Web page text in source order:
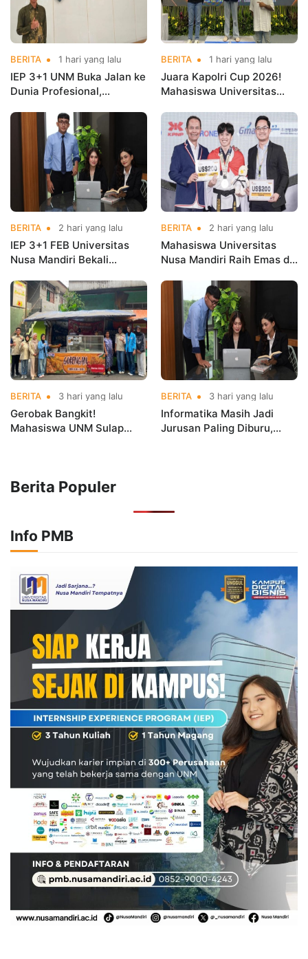
BERITA 1 hari yang lalu
IEP 3+1 UNM Buka Jalan ke
Dunia Profesional,
Kementerian Koperasi
BERITA 1 hari yang lalu
Juara Kapolri Cup 2026!
Mahasiswa Universitas
Nama Kampus di Kejurnas
Taekwondo
BERITA 2 hari yang lalu
IEP 3+1 FEB Universitas
Nusa Mandiri Bekali
Kerja Sebelum Lulus
BERITA 2 hari yang lalu
Mahasiswa Universitas
Nusa Mandiri Raih Emas di
Indonesia Open
Championships 2026
BERITA 3 hari yang lalu
Gerobak Bangkit!
Mahasiswa UNM Sulap
BERITA 3 hari yang lalu
Informatika Masih Jadi
Jurusan Paling Diburu,
Berita Populer
Info PMB